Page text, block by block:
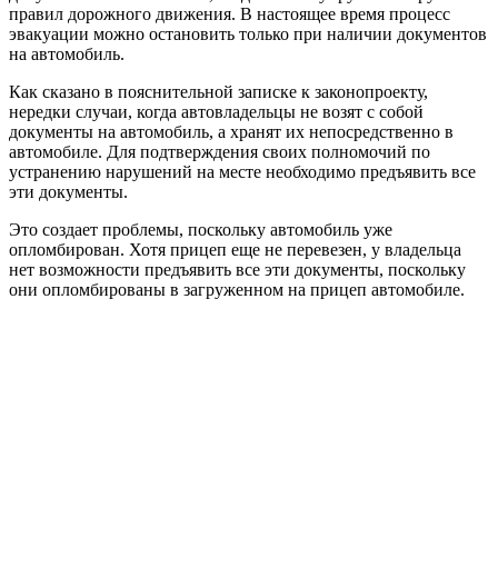
правил дорожного движения. В настоящее время процесс
эвакуации можно остановить только при наличии документов
на автомобиль.
Как сказано в пояснительной записке к законопроекту,
нередки случаи, когда автовладельцы не возят с собой
документы на автомобиль, а хранят их непосредственно в
автомобиле. Для подтверждения своих полномочий по
устранению нарушений на месте необходимо предъявить все
эти документы.
Это создает проблемы, поскольку автомобиль уже
опломбирован. Хотя прицеп еще не перевезен, у владельца
нет возможности предъявить все эти документы, поскольку
они опломбированы в загруженном на прицеп автомобиле.